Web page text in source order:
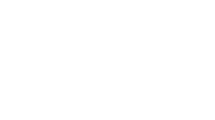
pour stationnement en
quotidiens.
APPEL À UN